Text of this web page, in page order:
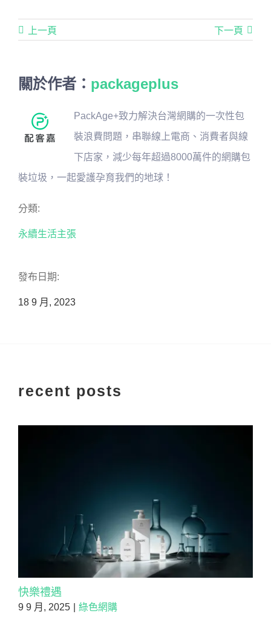
上一頁 下一頁
關於作者： packageplus
PackAge+致力解決台灣網購的一次性包
裝浪費問題，串聯線上電商、消費者與線
下店家，減少每年超過8000萬件的網購包
裝垃圾，一起愛護孕育我們的地球！
分類:
永續生活主張
發布日期:
18 9 月, 2023
recent posts
快樂禮遇
9 9 月, 2025 綠色網購